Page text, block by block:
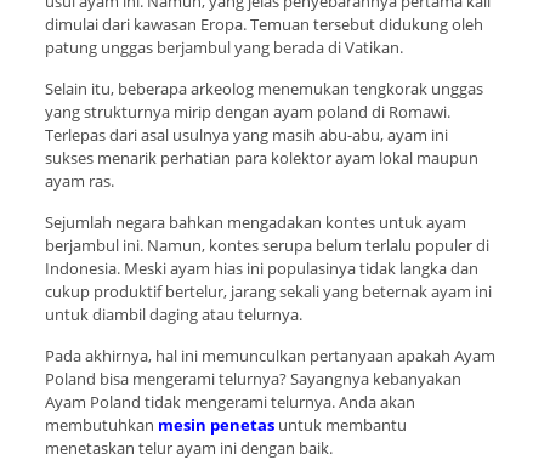
dimulai dari kawasan Eropa. Temuan tersebut didukung oleh
patung unggas berjambul yang berada di Vatikan.
Selain itu, beberapa arkeolog menemukan tengkorak unggas
yang strukturnya mirip dengan ayam poland di Romawi.
Terlepas dari asal usulnya yang masih abu-abu, ayam ini
sukses menarik perhatian para kolektor ayam lokal maupun
ayam ras.
Sejumlah negara bahkan mengadakan kontes untuk ayam
berjambul ini. Namun, kontes serupa belum terlalu populer di
Indonesia. Meski ayam hias ini populasinya tidak langka dan
cukup produktif bertelur, jarang sekali yang beternak ayam ini
untuk diambil daging atau telurnya.
Pada akhirnya, hal ini memunculkan pertanyaan apakah Ayam
Poland bisa mengerami telurnya? Sayangnya kebanyakan
Ayam Poland tidak mengerami telurnya. Anda akan
membutuhkan mesin penetasuntuk membantu
menetaskan telur ayam ini dengan baik.